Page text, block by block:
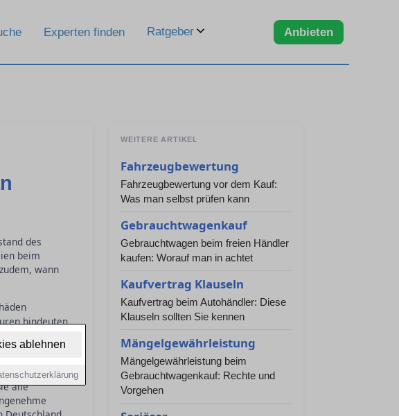
ablehnen
Experten finden Ratgeber Anbieten
des
beim
wann
hindeuten
zu
sich die
alle
WEITERE ARTIKEL
Fahrzeugbewertung
Fahrzeugbewertung vor dem Kauf:
Was man selbst prüfen kann
Gebrauchtwagenkauf
Gebrauchtwagen beim freien Händler
kaufen: Worauf man in achtet
Kaufvertrag Klauseln
Kaufvertrag beim Autohändler: Diese
Klauseln sollten Sie kennen
Mängelgewährleistung
Mängelgewährleistung beim
Gebrauchtwagenkauf: Rechte und
Vorgehen